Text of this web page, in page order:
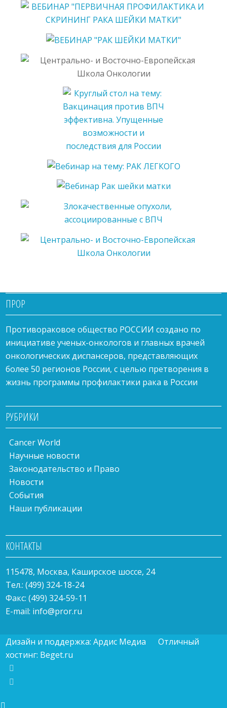
ПРОР
Противораковое общество РОССИИ создано по
инициативе ученых-онкологов и главных врачей
онкологических диспансеров, представляющих
более 50 регионов России, с целью претворения в
жизнь программы профилактики рака в России
РУБРИКИ
Cancer World
Научные новости
Законодательство и Право
Новости
События
Наши публикации
КОНТАКТЫ
115478, Москва, Каширское шоссе, 24
Тел.: (499) 324-18-24
Факс: (499) 324-59-11
E-mail: info@pror.ru
Дизайн и поддержка:Ардис Медиа
Отличный
хостинг: Beget.ru